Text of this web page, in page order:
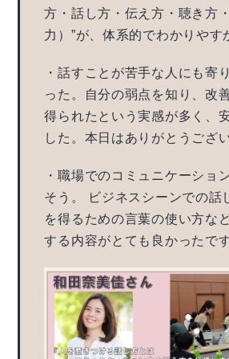
方・話し方・伝え方・聴き方
力）”が、体系的でわかりやす
・話すことが苦手な人にも寄
った。自分の弱点を知り、改
得られたという実感が多く、
した。本日はありがとうござ
・職場でのコミュニケーショ
そう。 ビジネスシーンでの話
を得るための言葉の使い方な
する内容がとても良かったです